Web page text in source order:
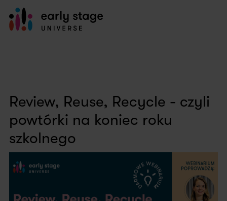
Review, Reuse, Recycle - czyli
powtórki na koniec roku
szkolnego